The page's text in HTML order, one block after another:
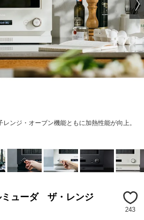
ンジ・オーブン機能ともに加熱性能が向上。
ューダ ザ・レンジ
243